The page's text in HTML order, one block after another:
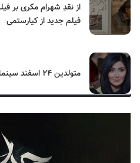
از نقدِ شهرام مکری بر
فیلم جدید از کیارستمی
متولدین ۲۴ اسفند سینما ، تئاتر و موسیقی؛ مریم معصومی